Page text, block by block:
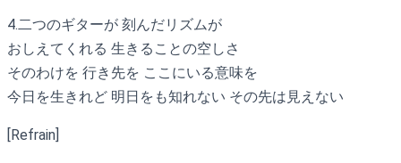
4.二つのギターが 刻んだリズムが
おしえてくれる 生きることの空しさ
そのわけを 行き先を ここにいる意味を
今日を生きれど 明日をも知れない その先は見えない
[Refrain]